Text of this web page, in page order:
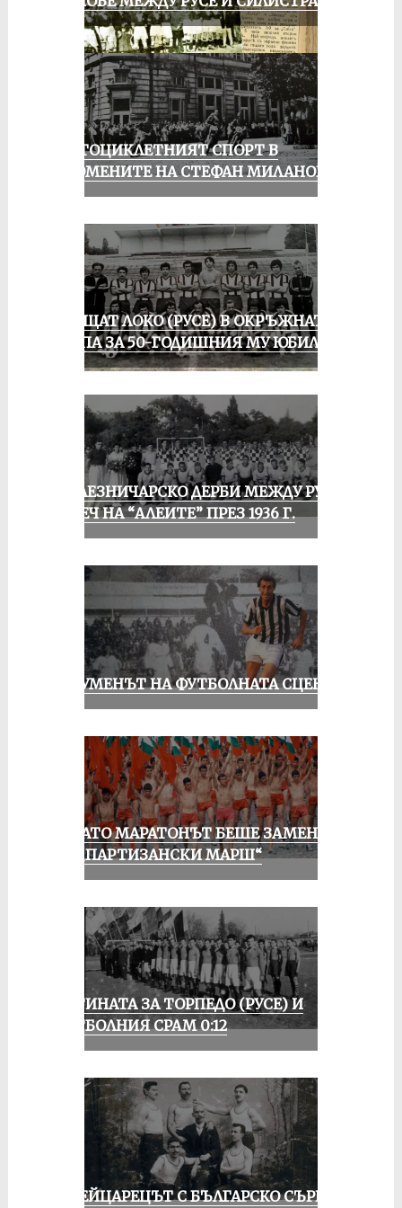
МОТОЦИКЛЕТНИЯТ СПОРТ В
СПОМЕНИТЕ НА СТЕФАН МИЛАНОВ
ПРАЩАТ ЛОКО (РУСЕ) В ОКРЪЖНАТА
ГРУПА ЗА 50-ГОДИШНИЯ МУ ЮБИЛЕЙ
ЖЕЛЕЗНИЧАРСКО ДЕРБИ МЕЖДУ РУСЕ
И ПЕЧ НА “АЛЕИТЕ” ПРЕЗ 1936 Г.
ШОУМЕНЪТ НА ФУТБОЛНАТА СЦЕНА
КОГАТО МАРАТОНЪТ БЕШЕ ЗАМЕНЕН
ОТ „ПАРТИЗАНСКИ МАРШ“
ИСТИНАТА ЗА ТОРПЕДО (РУСЕ) И
ФУТБОЛНИЯ СРАМ 0:12
ШВЕЙЦАРЕЦЪТ С БЪЛГАРСКО СЪРЦЕ